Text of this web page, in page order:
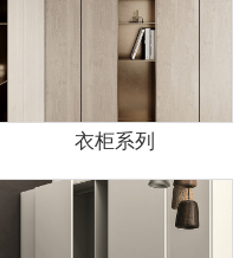
衣柜系列